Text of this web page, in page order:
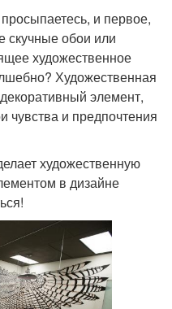
и первое,
скучные обои или
художественное
Художественная
элемент,
чувства и предпочтения
художественную
в дизайне